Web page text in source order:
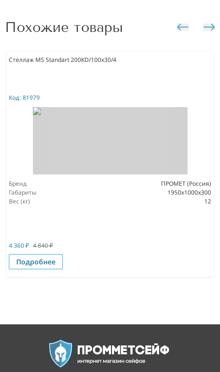
Похожие товары
Стеллаж MS Standart 200KD/100x30/4
Код: 81979
Бренд
ПРОМЕТ (Россия)
Габариты
1950x1000x300
Вес (кг)
12
4 360₽ 4 840₽
Подробнее